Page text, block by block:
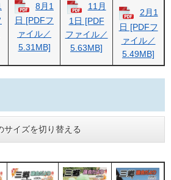
8月1
日 [PDFフ
ァイル／
5.31MB]
11月
1日 [PDF
ファイル／
5.63MB]
2月1
日 [PDFフ
ァイル／
5.49MB]
サイズを切り替える